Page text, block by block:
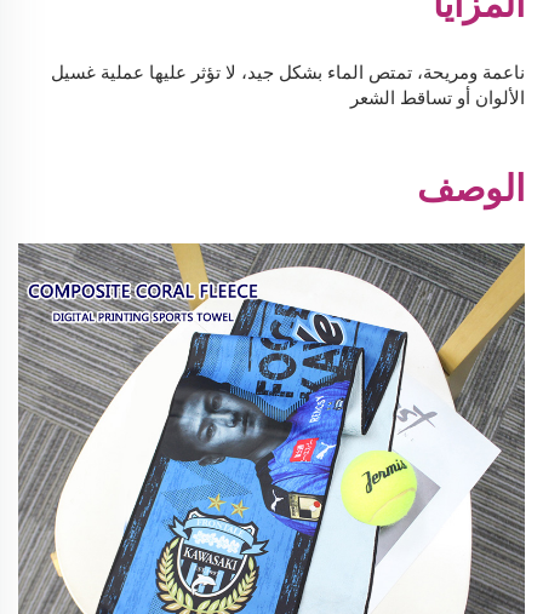
ناعمة ومريحة، تمتص الماء بشكل جيد، لا تؤثر عليها عملية غسيل
الألوان أو تساقط الشعر
الوصف